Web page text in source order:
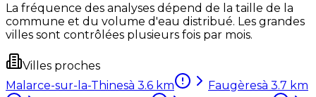
La fréquence des analyses dépend de la taille de la
commune et du volume d'eau distribué. Les grandes
villes sont contrôlées plusieurs fois par mois.
Villes proches
Malarce-sur-la-Thinesà 3.6 km Faugèresà 3.7 km